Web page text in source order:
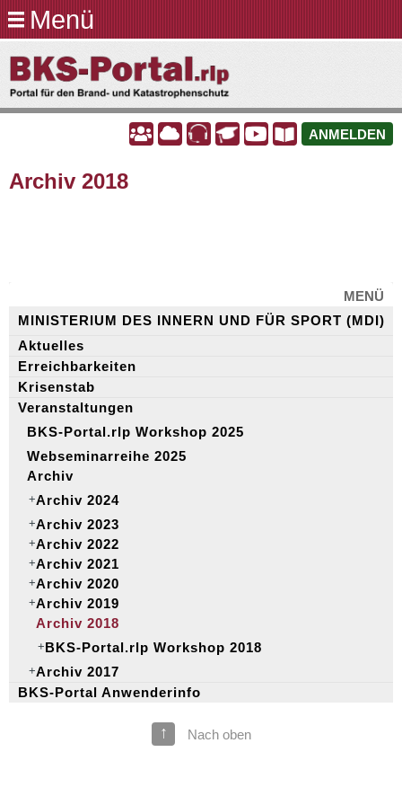
zum
Inhalt
BKS-
Portal.rlp
A
A A ANMELDEN
Archiv 2018
MENÜ
MINISTERIUM DES INNERN UND FÜR SPORT (MDI)
Aktuelles
Erreichbarkeiten
Krisenstab
Veranstaltungen
BKS-Portal.rlp Workshop 2025
Webseminarreihe 2025
Archiv
Archiv 2024
Archiv 2023
Archiv 2022
Archiv 2021
Archiv 2020
Archiv 2019
Archiv 2018
BKS-Portal.rlp Workshop 2018
Archiv 2017
BKS-Portal Anwenderinfo
Menü
↑ Nach oben